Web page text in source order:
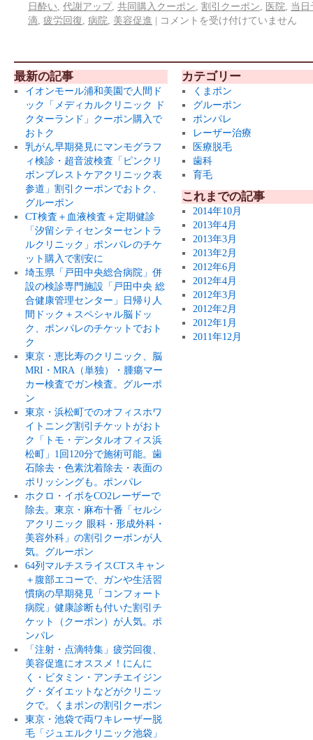
日酔い 代謝アップ, 共同購入クーポン 割引クーポン 医院
当日
滴 疲労回復 病院 美容促進 | コメントを受け付けていません
最新の記事
イオンモール浦和美園で人間ド
ック「メディカルクリニック ド
クターランド」クーポン購入で
おトク
乳がん早期発見にマンモグラフ
ィ検診・超音波検査「ピンクリ
ボンブレストケアクリニック表
参道」割引クーポンでおトク、
グルーポン
CT検査＋血液検査＋定期健診
「汐留シティセンターセントラ
ルクリニック」ポンパレのチケ
ット購入で割安に
埼玉県「戸田中央総合病院」併
設の検診専門施設「戸田中央 総
合健康管理センター」日帰り人
間ドック＋スペシャル脳ドッ
ク、ポンパレのチケットでおト
ク
東京・恵比寿のクリニック、脳
MRI・MRA（単独）・腫瘍マー
カー検査でガン検査。グルーポ
ン
東京・浜松町でのオフィスホワ
イトニング割引チケットがおト
ク「トモ・デンタルオフィス浜
松町」1回120分で施術可能。歯
石除去・色素沈着除去・表面の
ポリッシングも。ポンパレ
ホクロ・イボをCO2レーザーで
除去。東京・麻布十番「セルシ
アクリニック 眼科・形成外科・
美容外科」の割引クーポンが人
気。グルーポン
64列マルチスライスCTスキャン
＋腹部エコーで、ガンや生活習
慣病の早期発見「コンフォート
病院」健康診断も付いた割引チ
ケット（クーポン）が人気。ポ
ンパレ
「注射・点滴特集」疲労回復、
美容促進にオススメ！にんに
く・ビタミン・アンチエイジン
グ・ダイエットなどがクリニッ
クで。くまポンの割引クーポン
東京・池袋で両ワキレーザー脱
毛「ジュエルクリニック池袋」
カテゴリー
くまポン
グルーポン
ポンパレ
レーザー治療
医療脱毛
歯科
育毛
これまでの記事
2014年10月
2013年4月
2013年3月
2013年2月
2012年6月
2012年4月
2012年3月
2012年2月
2012年1月
2011年12月